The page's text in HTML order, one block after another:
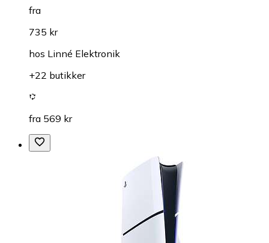
fra
735 kr
hos Linné Elektronik
+22 butikker
fra 569 kr